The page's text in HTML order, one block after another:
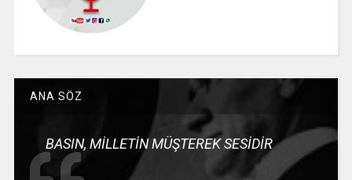
ANA SÖZ
BASIN, MİLLETİN MÜŞTEREK SESİDİR